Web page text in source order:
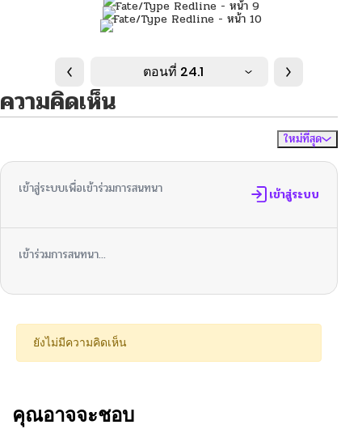
ตอนที่ 24.1
ความคิดเห็น
ใหม่ที่สุด
เข้าสู่ระบบเพื่อเข้าร่วมการสนทนา เข้าสู่ระบบ
เข้าร่วมการสนทนา...
ยังไม่มีความคิดเห็น
คุณอาจจะชอบ